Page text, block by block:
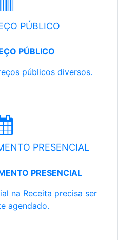
PÚBLICO
PÚBLICO
públicos diversos.
PRESENCIAL
PRESENCIAL
na Receita precisa ser
agendado.